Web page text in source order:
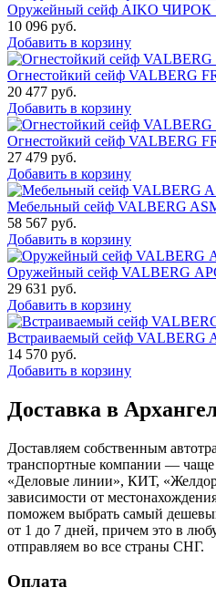
Оружейный сейф AIKO ЧИРОК
10 096 руб.
Добавить в корзину
Огнестойкий сейф VALBERG
20 477 руб.
Добавить в корзину
Огнестойкий сейф VALBERG
27 479 руб.
Добавить в корзину
Мебельный сейф VALBERG
58 567 руб.
Добавить в корзину
Оружейный сейф VALBERG
29 631 руб.
Добавить в корзину
Встраиваемый сейф VALBERG
14 570 руб.
Добавить в корзину
Доставка в
Доставляем собственным
транспортные компании —
«Деловые линии», КИТ,
зависимости от
поможем выбрать самый
от 1 до 7 дней, причем это в
отправляем во все страны СНГ.
Оплата